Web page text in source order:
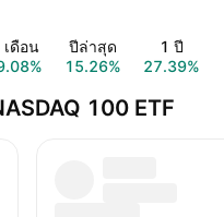
เดือน
ปีล่าสุด
15.26%
1 ปี
27.39%
100 ETF